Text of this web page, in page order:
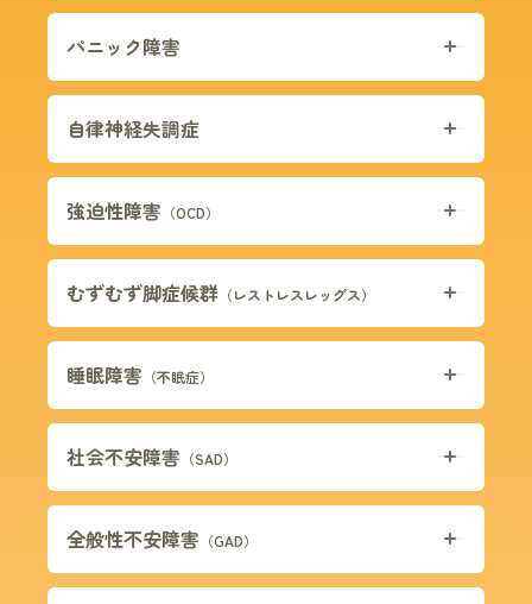
パニック障害
自律神経失調症
強迫性障害 （OCD）
むずむず脚症候群 （レストレスレッグス）
睡眠障害 （不眠症）
社会不安障害 （SAD）
全般性不安障害 （GAD）